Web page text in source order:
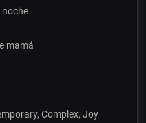
noche
mamá
Complex, Joy